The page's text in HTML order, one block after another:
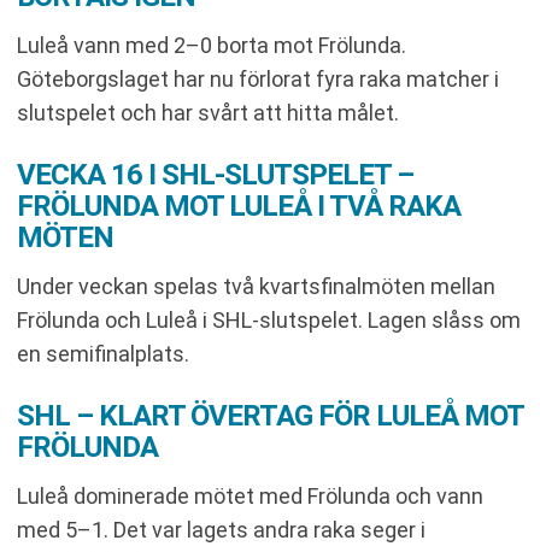
Luleå vann med 2–0 borta mot Frölunda.
Göteborgslaget har nu förlorat fyra raka matcher i
slutspelet och har svårt att hitta målet.
VECKA 16 I SHL-SLUTSPELET –
FRÖLUNDA MOT LULEÅ I TVÅ RAKA
MÖTEN
Under veckan spelas två kvartsfinalmöten mellan
Frölunda och Luleå i SHL-slutspelet. Lagen slåss om
en semifinalplats.
SHL – KLART ÖVERTAG FÖR LULEÅ MOT
FRÖLUNDA
Luleå dominerade mötet med Frölunda och vann
med 5–1. Det var lagets andra raka seger i